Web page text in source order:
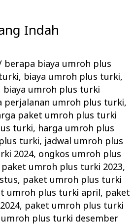
Indah
berapa biaya umroh plus
, biaya umroh plus turki,
biaya umroh plus turki
perjalanan umroh plus turki,
paket umroh plus turki
turki, harga umroh plus
turki, jadwal umroh plus
2024, ongkos umroh plus
paket umroh plus turki 2023,
, paket umroh plus turki
umroh plus turki april, paket
, paket umroh plus turki
plus turki desember